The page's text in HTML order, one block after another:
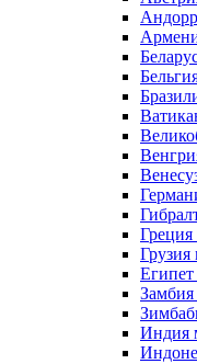
Индия